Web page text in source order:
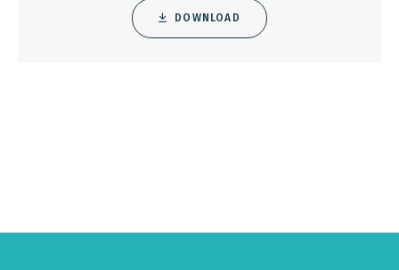
DOWNLOAD